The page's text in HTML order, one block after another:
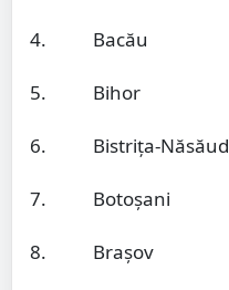
4. Bacău
5. Bihor
6. Bistrița-Năsăud
7. Botoșani
8. Brașov